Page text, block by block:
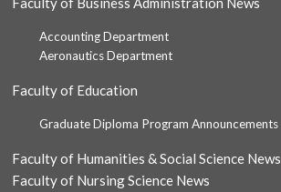
Accounting Department
Aeronautics Department
Faculty of Education
Graduate Diploma Program Announcements
Faculty of Humanities & Social Science News
Faculty of Nursing Science News